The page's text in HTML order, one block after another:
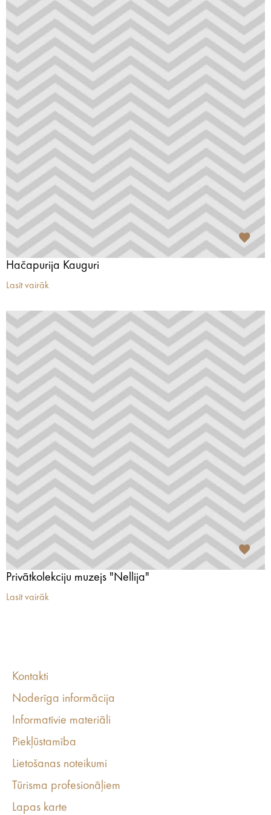
Hačapurija Kauguri
Lasīt vairāk
Privātkolekciju muzejs "Nellija"
Lasīt vairāk
Kontakti
Noderīga informācija
Informatīvie materiāli
Piekļūstamība
Lietošanas noteikumi
Tūrisma profesionāļiem
Lapas karte